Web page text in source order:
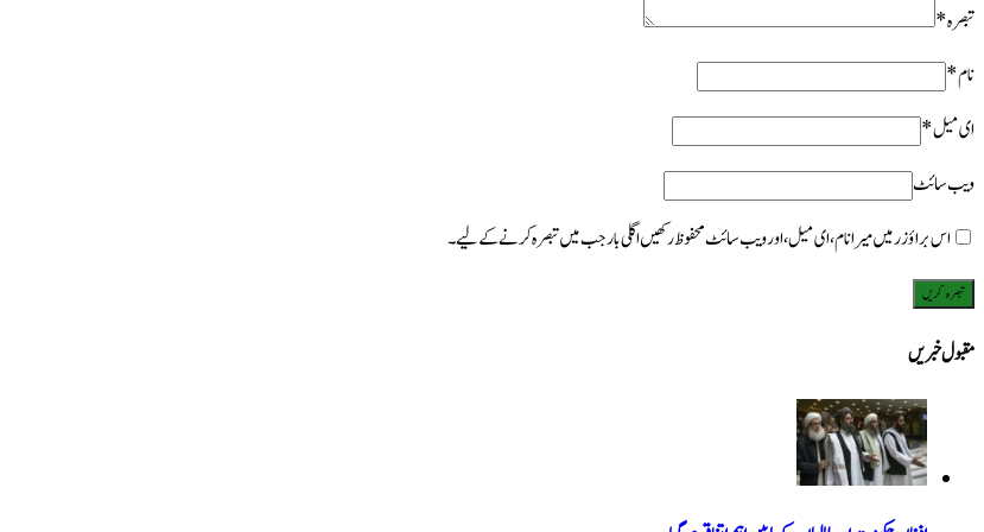
تبصرہ*
نام*
ای میل*
ویب‌ سائٹ
اس براؤزر میں میرا نام، ای میل، اور ویب سائٹ محفوظ رکھیں اگلی بار جب میں تبصرہ کرنے کےلیے۔
مقبول خبریں